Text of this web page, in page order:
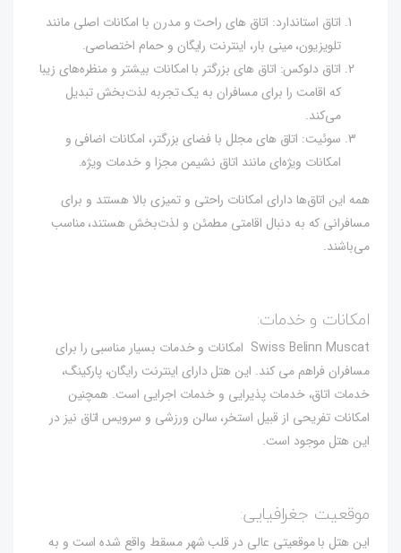
اتاق استاندارد: اتاق های راحت و مدرن با امکانات اصلی مانند
تلویزیون، مینی بار، اینترنت رایگان و حمام اختصاصی.
اتاق دلوکس: اتاق های بزرگتر با امکانات بیشتر و منظره‌های زیبا
که اقامت را برای مسافران به یک تجربه لذت‌بخش تبدیل
می‌کند.
سوئیت: اتاق های مجلل با فضای بزرگتر، امکانات اضافی و
امکانات ویژه‌ای مانند اتاق نشیمن مجزا و خدمات ویژه.
همه این اتاق‌ها دارای امکانات راحتی و تمیزی بالا هستند و برای
مسافرانی که به دنبال اقامتی مطمئن و لذت‌بخش هستند، مناسب
می‌باشند.
امکانات و خدمات:
Swiss Belinn Muscat امکانات و خدمات بسیار مناسبی را برای
مسافران فراهم می کند. این هتل دارای اینترنت رایگان، پارکینگ،
خدمات اتاق، خدمات پذیرایی و خدمات اجرایی است. همچنین
امکانات تفریحی از قبیل استخر، سالن ورزشی و سرویس اتاق نیز در
این هتل موجود است.
موقعیت جغرافیایی:
این هتل با موقعیتی عالی در قلب شهر مسقط واقع شده است و به